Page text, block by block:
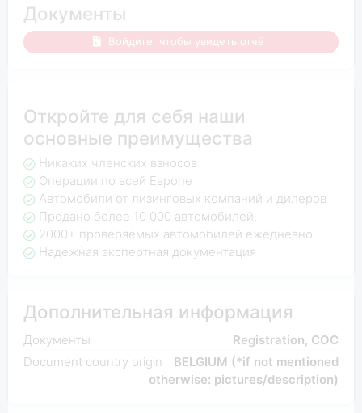
Документы
Войдите, чтобы увидеть отчёт
Откройте для себя наши
основные преимущества
Никаких членских взносов
Операции по всей Европе
Автомобили от лизинговых компаний и дилеров
Продано более 10 000 автомобилей.
2000+ проверяемых автомобилей ежедневно
Надежная экспертная документация
Дополнительная информация
Документы
Registration, COC
Document country origin
BELGIUM (*if not mentioned
otherwise: pictures/description)